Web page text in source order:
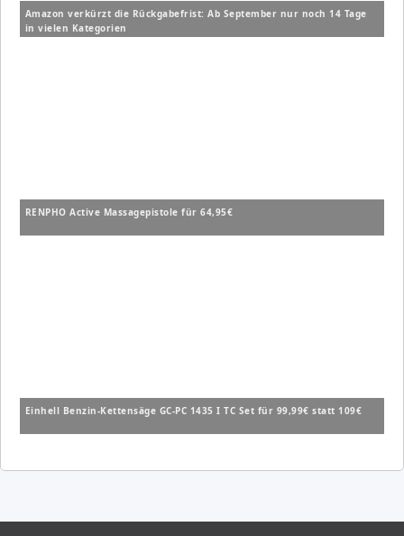
Amazon verkürzt die Rückgabefrist: Ab September nur noch 14 Tage
in vielen Kategorien
RENPHO Active Massagepistole für 64,95€
Einhell Benzin-Kettensäge GC-PC 1435 I TC Set für 99,99€ statt 109€